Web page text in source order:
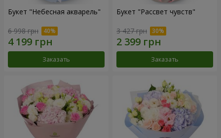
Букет "Небесная акварель"
6 998 грн
Заказать
Букет "Рассвет чувств"
3 427 грн
Заказать